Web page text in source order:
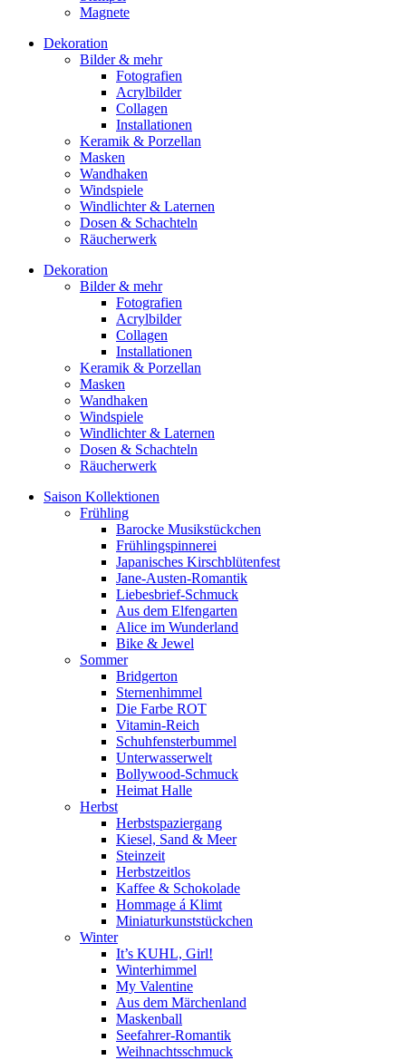
Magnete
Dekoration
Bilder & mehr
Fotografien
Acrylbilder
Collagen
Installationen
Keramik & Porzellan
Masken
Wandhaken
Windspiele
Windlichter & Laternen
Dosen & Schachteln
Räucherwerk
Dekoration
Bilder & mehr
Fotografien
Acrylbilder
Collagen
Installationen
Keramik & Porzellan
Masken
Wandhaken
Windspiele
Windlichter & Laternen
Dosen & Schachteln
Räucherwerk
Saison Kollektionen
Frühling
Barocke Musikstückchen
Frühlingspinnerei
Japanisches Kirschblütenfest
Jane-Austen-Romantik
Liebesbrief-Schmuck
Aus dem Elfengarten
Alice im Wunderland
Bike & Jewel
Sommer
Bridgerton
Sternenhimmel
Die Farbe ROT
Vitamin-Reich
Schuhfensterbummel
Unterwasserwelt
Bollywood-Schmuck
Heimat Halle
Herbst
Herbstspaziergang
Kiesel, Sand & Meer
Steinzeit
Herbstzeitlos
Kaffee & Schokolade
Hommage á Klimt
Miniaturkunststückchen
Winter
It’s KUHL, Girl!
Winterhimmel
My Valentine
Aus dem Märchenland
Maskenball
Seefahrer-Romantik
Weihnachtsschmuck